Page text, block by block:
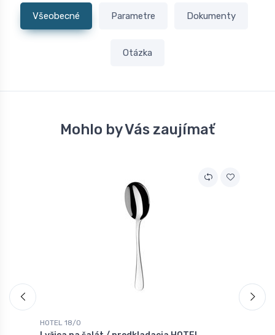
Všeobecné Parametre Dokumenty
Otázka
Mohlo by Vás zaujímať
HOTEL 18/0